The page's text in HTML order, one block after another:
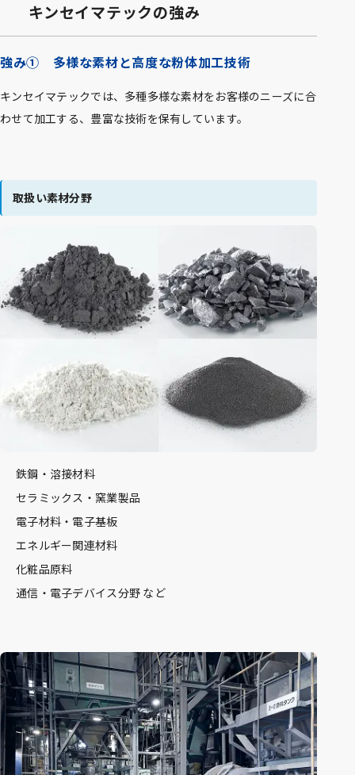
キンセイマテックの強み
強み① 多様な素材と高度な粉体加工技術
キンセイマテックでは、多種多様な素材をお客様のニーズに合
わせて加工する、豊富な技術を保有しています。
取扱い素材分野
鉄鋼・溶接材料
セラミックス・窯業製品
電子材料・電子基板
エネルギー関連材料
化粧品原料
通信・電子デバイス分野 など